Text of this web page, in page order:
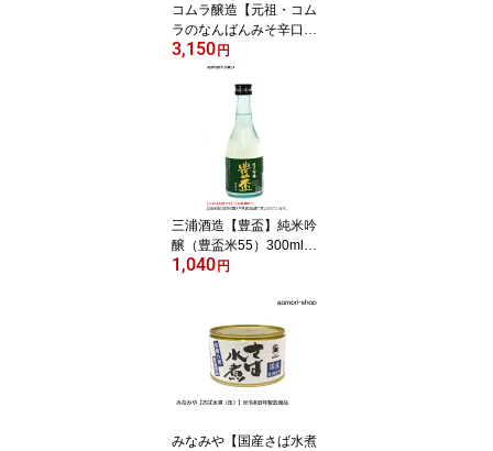
コムラ醸造【元祖・コム
ラのなんばんみそ辛口】
230g×5個セット ※冷
蔵品・同梱不可
3,150円
三浦酒造【豊盃】純米吟
醸（豊盃米55）300ml
※これはお酒です。20歳
入は法律で禁止されてい
1,040円
みなみや【国産さば水煮